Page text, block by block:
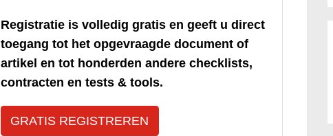
Registratie is volledig gratis en geeft u direct
toegang tot het opgevraagde document of
artikel en tot honderden andere checklists,
contracten en tests & tools.
GRATIS REGISTREREN